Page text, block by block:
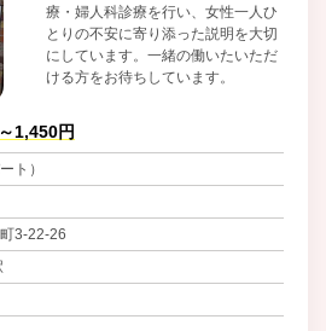
療・婦人科診療を行い、女性一人ひ
とりの不安に寄り添った説明を大切
にしています。一緒の働いたいただ
ける方をお待ちしています。
1,450円
ト）
3-22-26